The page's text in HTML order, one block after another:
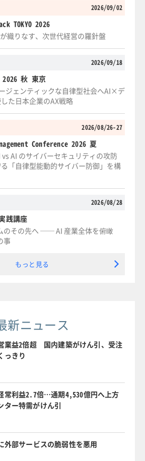
2026/09/02
TOKYO 2026
織りなす、次世代経営の羅針盤
2026/09/18
2026 秋 東京
ジェンティックな自律型社会へAI×デ
た日本企業のAX戦略
2026/08/26-27
Conference 2026 夏
AI のサイバーセキュリティの攻防
「自律型能動的サイバー防御」を構
2026/08/28
践講座
のその先へ ── AI 産業全体を俯瞰
事
もっと見る
新ニュース
業益2倍超 国内建築がけん引、受注
っきり
常利益2.7倍…通期4,530億円へ上方
ター特需がけん引
外部サービスの脆弱性を悪用